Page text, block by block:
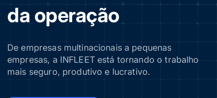
da operação
De empresas multinacionais a pequenas
empresas, a INFLEET está tornando o trabalho
mais seguro, produtivo e lucrativo.